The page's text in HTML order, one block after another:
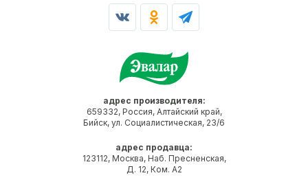
адрес производителя:
659332, Россия, Алтайский край,
Бийск, ул. Социалистическая, 23/6
адрес продавца:
123112, Москва, Наб. Пресненская,
Д. 12, Ком. А2